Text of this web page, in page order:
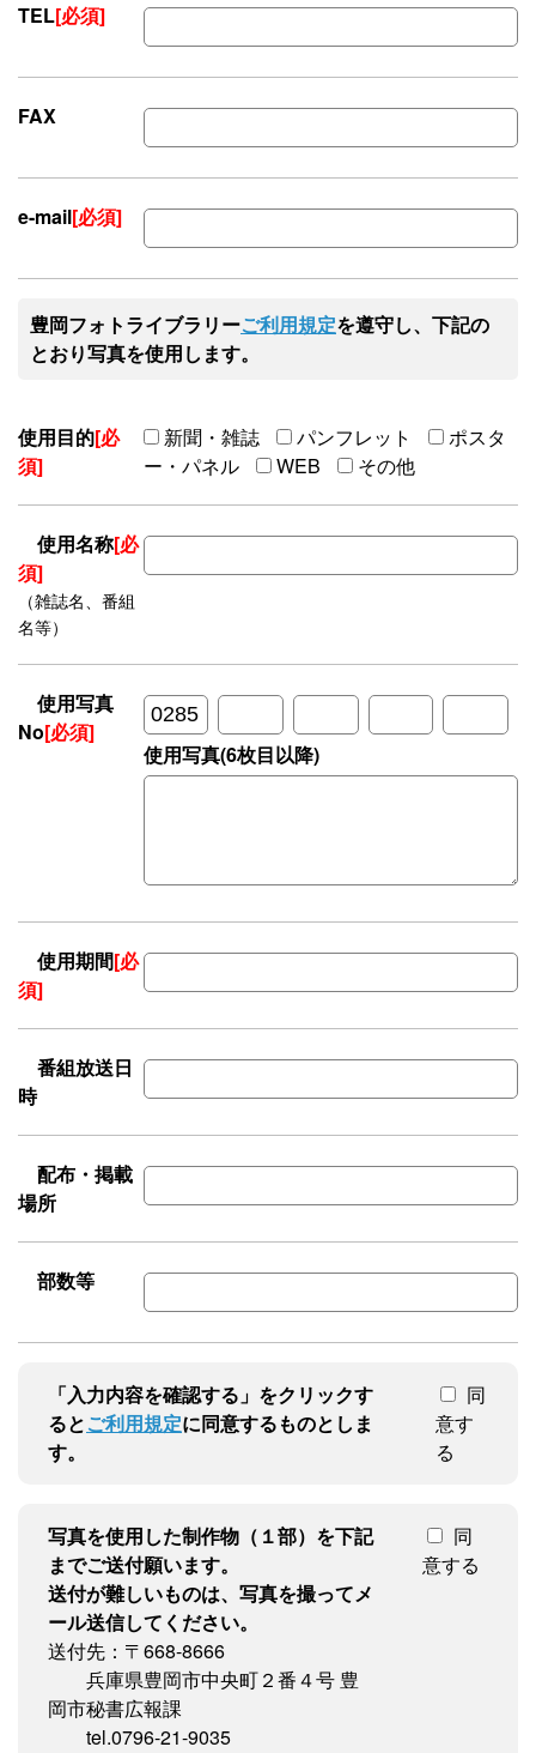
TEL[必須]
FAX
e-mail[必須]
豊岡フォトライブラリーご利用規定を遵守し、下記の
とおり写真を使用します。
使用目的[必
須]
新聞・雑誌 パンフレット
ポスタ
ー・パネル
WEB その他
使用名称[必
須]
（雑誌名、番組
名等）
使用写真
No[必須]
使用写真(6枚目以降)
使用期間[必
須]
番組放送日
時
配布・掲載
場所
部数等
「入力内容を確認する」をクリックす
るとご利用規定に同意するものとしま
す。
同
意す
る
写真を使用した制作物（１部）を下記
までご送付願います。
送付が難しいものは、写真を撮ってメ
ール送信してください。
送付先：〒668-8666
兵庫県豊岡市中央町２番４号 豊
岡市秘書広報課
tel.0796-21-9035
同
意する